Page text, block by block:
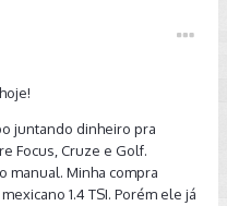
juntando dinheiro pra
Focus, Cruze e Golf.
manual. Minha compra
1.4 TSI. Porém ele já